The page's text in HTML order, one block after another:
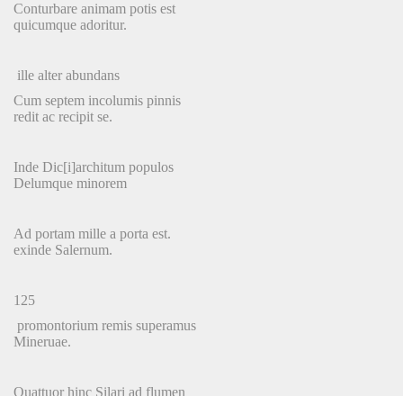
Conturbare animam potis est
quicumque adoritur.
ille alter abundans
Cum septem incolumis pinnis
redit ac recipit se.
Inde Dic[i]architum populos
Delumque minorem
Ad portam mille a porta est.
exinde Salernum.
125
promontorium remis superamus
Mineruae.
Quattuor hinc Silari ad flumen